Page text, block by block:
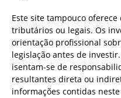
Este site tampouco
tributários ou legais. Os
orientação profissional
legislação antes de
isentam-se de
resultantes direta ou
informações contidas